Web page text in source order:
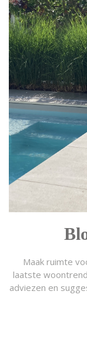
Maak ruimte
laatste
adviezen en